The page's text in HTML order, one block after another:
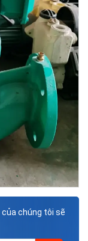
của chúng tôi sẽ